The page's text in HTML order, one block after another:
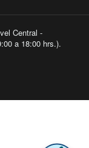
Central -
a 18:00 hrs.).